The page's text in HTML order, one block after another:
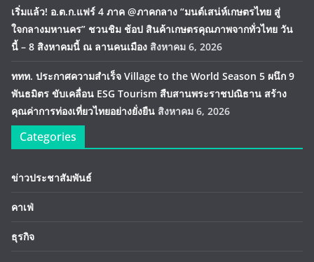
เริ่มแล้ว! อ.ต.ก.แฟร์ 4 ภาค @ภาคกลาง “มนต์เสน่ห์เกษตรไทย สู่
ใจกลางมหานคร” ชวนชิม ช้อป สินค้าเกษตรคุณภาพจากทั่วไทย วัน
นี้ – 8 สิงหาคมนี้ ณ ลานคนเมือง สิงหาคม 6, 2026
ททท. ประกาศความสำเร็จ Village to the World Season 5 ผนึก 9
พันธมิตร ขับเคลื่อน ESG Tourism สืบสานพระราชปณิธาน สร้าง
คุณค่าการท่องเที่ยวไทยอย่างยั่งยืน สิงหาคม 6, 2026
Categories
ข่าวประชาสัมพันธ์
คาเฟ่
ธุรกิจ